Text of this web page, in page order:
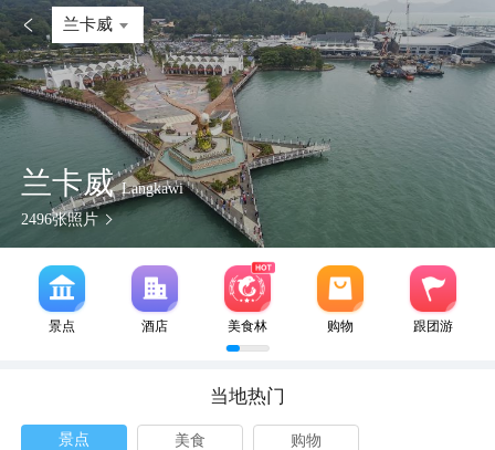
 兰卡威
兰卡威Langkawi
2496张照片
景点 酒店 美食林 购物 跟团游
当地热门
景点 美食 购物